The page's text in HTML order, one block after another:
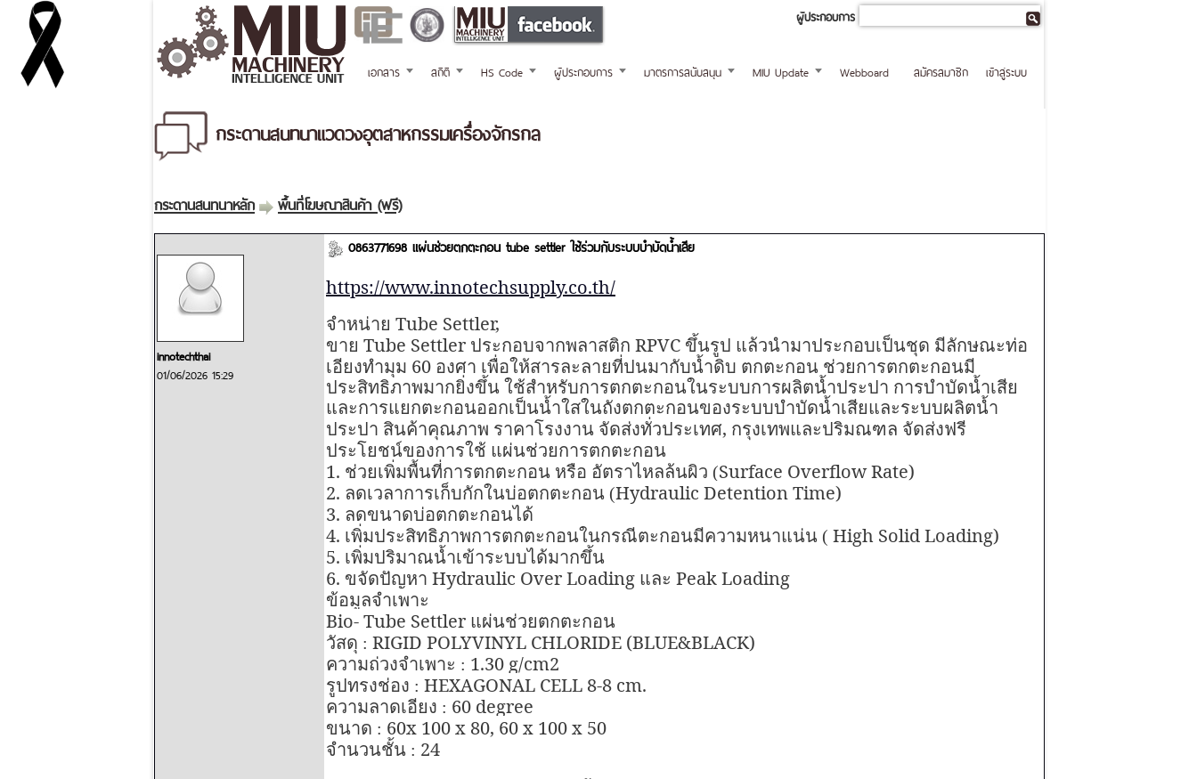
ผู้ประกอบการ
เอกสาร สถิติ HS Code ผู้ประกอบการ มาตรการสนับสนุน MIU Update Webboard เข้าสู่ระบบ
สมัครสมาชิก
กระดานสนทนาแวดวงอุตสาหกรรมเครื่องจักรกล
กระดานสนทนาหลัก พื้นที่โฆษณาสินค้า (ฟรี)
innotechthai
01/06/2026 15:29
0863771698 แผ่นช่วยตกตะกอน tube settler ใช้ร่วมกับระบบบำบัดน้ำเสีย
https://www.innotechsupply.co.th/
จำหน่าย Tube Settler,
ขาย Tube Settler ประกอบจากพลาสติก RPVC ขึ้นรูป แล้วนำมาประกอบเป็นชุด มีลักษณะท่อ
เอียงทำมุม 60 องศา เพื่อให้สารละลายที่ปนมากับน้ำดิบ ตกตะกอน ช่วยการตกตะกอนมี
ประสิทธิภาพมากยิ่งขึ้น ใช้สำหรับการตกตะกอนในระบบการผลิตน้ำประปา การบำบัดน้ำเสีย
และการแยกตะกอนออกเป็นน้ำใสในถังตกตะกอนของระบบบำบัดน้ำเสียและระบบผลิตน้ำ
ประปา สินค้าคุณภาพ ราคาโรงงาน จัดส่งทั่วประเทศ, กรุงเทพและปริมณฑล จัดส่งฟรี
ประโยชน์ของการใช้ แผ่นช่วยการตกตะกอน
1. ช่วยเพิ่มพื้นที่การตกตะกอน หรือ อัตราไหลล้นผิว (Surface Overflow Rate)
2. ลดเวลาการเก็บกักในบ่อตกตะกอน (Hydraulic Detention Time)
3. ลดขนาดบ่อตกตะกอนได้
4. เพิ่มประสิทธิภาพการตกตะกอนในกรณีตะกอนมีความหนาแน่น ( High Solid Loading)
5. เพิ่มปริมาณน้ำเข้าระบบได้มากขึ้น
6. ขจัดปัญหา Hydraulic Over Loading และ Peak Loading
ข้อมูลจำเพาะ
Bio- Tube Settler แผ่นช่วยตกตะกอน
วัสดุ : RIGID POLYVINYL CHLORIDE (BLUE&BLACK)
ความถ่วงจำเพาะ : 1.30 g/cm2
รูปทรงช่อง : HEXAGONAL CELL 8-8 cm.
ความลาดเอียง : 60 degree
ขนาด : 60x 100 x 80, 60 x 100 x 50
จำนวนชั้น : 24